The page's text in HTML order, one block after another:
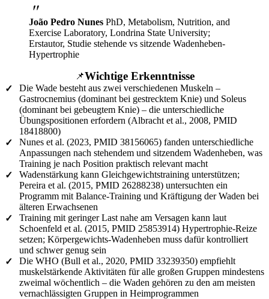
"
João Pedro Nunes PhD, Metabolism, Nutrition, and
Exercise Laboratory, Londrina State University;
Erstautor, Studie stehende vs sitzende Wadenheben-
Hypertrophie
📌Wichtige Erkenntnisse
✓
Die Wade besteht aus zwei verschiedenen Muskeln –
Gastrocnemius (dominant bei gestrecktem Knie) und Soleus
(dominant bei gebeugtem Knie) – die unterschiedliche
Übungspositionen erfordern (Albracht et al., 2008, PMID
18418800)
✓
Nunes et al. (2023, PMID 38156065) fanden unterschiedliche
Anpassungen nach stehendem und sitzendem Wadenheben, was
Training je nach Position praktisch relevant macht
✓
Wadenstärkung kann Gleichgewichtstraining unterstützen;
Pereira et al. (2015, PMID 26288238) untersuchten ein
Programm mit Balance-Training und Kräftigung der Waden bei
älteren Erwachsenen
✓
Training mit geringer Last nahe am Versagen kann laut
Schoenfeld et al. (2015, PMID 25853914) Hypertrophie-Reize
setzen; Körpergewichts-Wadenheben muss dafür kontrolliert
und schwer genug sein
✓
Die WHO (Bull et al., 2020, PMID 33239350) empfiehlt
muskelstärkende Aktivitäten für alle großen Gruppen mindestens
zweimal wöchentlich – die Waden gehören zu den am meisten
vernachlässigten Gruppen in Heimprogrammen